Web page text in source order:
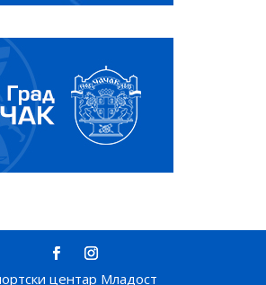
центар Младост